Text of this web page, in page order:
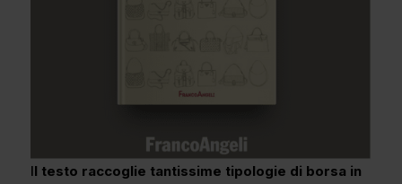
Il testo raccoglie tantissime tipologie di borsa in